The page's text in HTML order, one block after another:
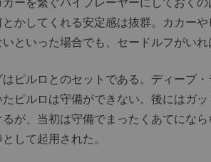
かしてくれる安定感は抜群。カカー
といった場合でも、セードルフがいれ
ピルロとのセットである。ディープ
ピルロは守備ができない。後にはガ
が、当初は守備でまったくあてにな
して起用された。